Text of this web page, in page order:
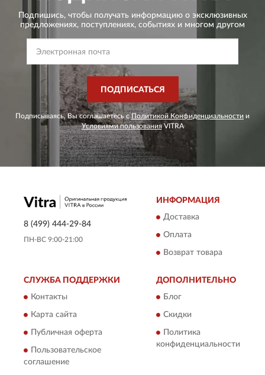
Подпишись, чтобы получать информацию о эксклюзивных
предложениях, поступлениях, событиях и многом другом
ПОДПИСАТЬСЯ
Подписываясь, Вы соглашаетесь сПолитикой Конфиденциальности и
Условиями пользованияVITRA
8 (499) 444-29-84
ПН-ВС 9:00-21:00
ИНФОРМАЦИЯ
Доставка
Оплата
Возврат товара
СЛУЖБА ПОДДЕРЖКИ
Контакты
Карта сайта
Публичная оферта
Пользовательское
соглашение
ДОПОЛНИТЕЛЬНО
Блог
Скидки
Политика
конфиденциальности